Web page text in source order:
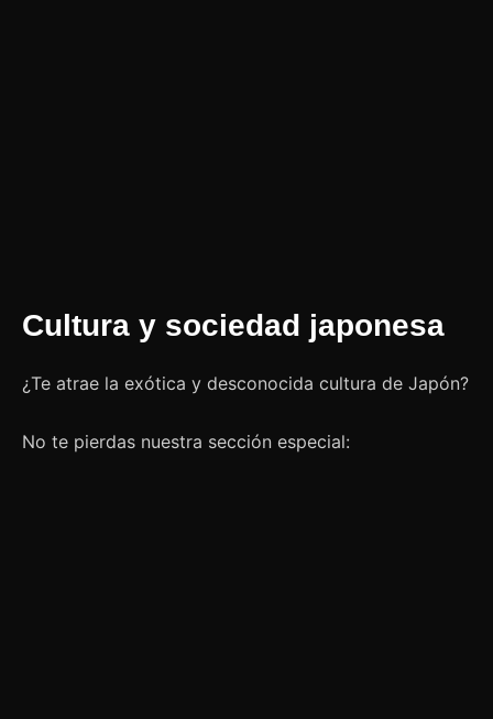
Cultura y sociedad japonesa
¿Te atrae la exótica y desconocida cultura de Japón?
No te pierdas nuestra sección especial: